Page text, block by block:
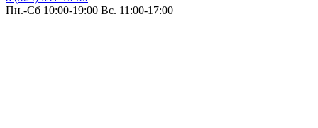
Пн.-Сб 10:00-19:00 Вс. 11:00-17:00